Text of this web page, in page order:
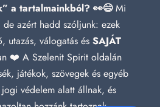
a tartalmainkból? 👀😄Mi
azért hadd szóljunk: ezek
utazás, válogatás ésSAJÁT
❤️ A Szelenit Spirit oldalán
játékok, szövegek és egyéb
védelem alatt állnak, és